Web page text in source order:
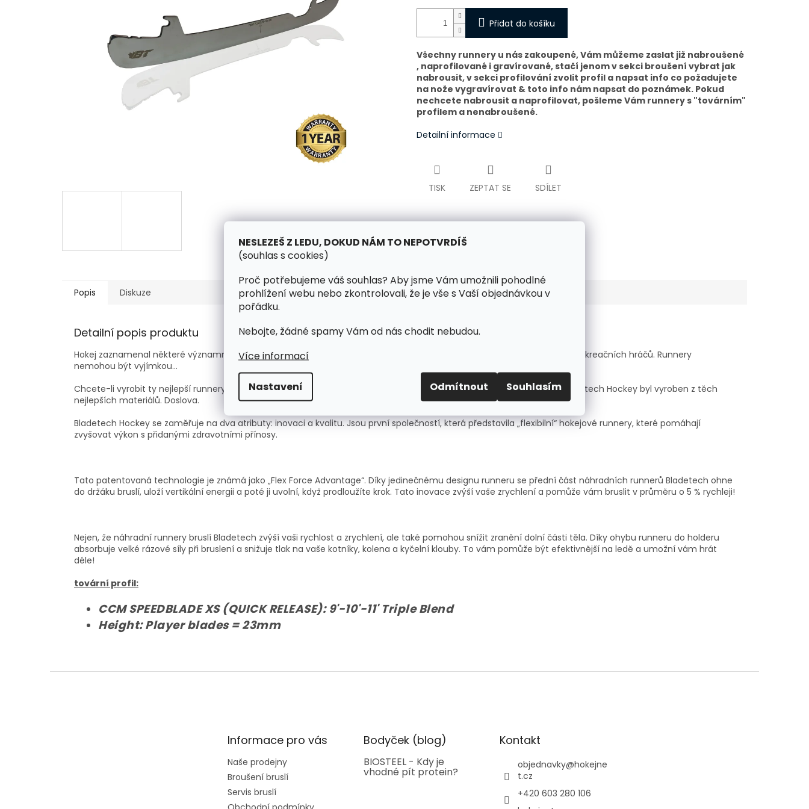
NESLEZEŠ Z LEDU, DOKUD NÁM TO NEPOTVRDÍŠ
(souhlas s cookies)
Proč potřebujeme váš souhlas? Aby jsme Vám umožnili pohodlné
prohlížení webu nebo zkontrolovali, že je vše s Vaší objednávkou v
pořádku.
Nebojte, žádné spamy Vám od nás chodit nebudou.
Více informací
Nastavení Odmítnout Souhlasím
Přidat do košíku
Všechny runnery u nás zakoupené, Vám můžeme zaslat již nabroušené
, naprofilované i gravírované, stačí jenom v sekci broušení vybrat jak
nabrousit, v sekci profilování zvolit profil a napsat info co požadujete
na nože vygravírovat & toto info nám napsat do poznámek. Pokud
nechcete nabrousit a naprofilovat, pošleme Vám runnery s "továrním"
profilem a nenabroušené.
Detailní informace
TISK ZEPTAT SE SDÍLET
Popis Diskuze
Detailní popis produktu
Hokej zaznamenal některé významné technické změny, které zvýšily pohyblivost, bezpečnost a výkon profesionálních i rekreačních hráčů. Runnery
nemohou být vyjímkou...
Chcete-li vyrobit ty nejlepší runnery, musíte spojit tu nejlepší technoligii s nejkvalitnějším materiálem. Každý runner Bladetech Hockey byl vyroben z těch
nejlepších materiálů. Doslova.
Bladetech Hockey se zaměřuje na dva atributy: inovaci a kvalitu. Jsou první společností, která představila „flexibilní“ hokejové runnery, které pomáhají
zvyšovat výkon s přidanými zdravotními přínosy.
Tato patentovaná technologie je známá jako „Flex Force Advantage“. Díky jedinečnému designu runneru se přední část náhradních runnerů Bladetech ohne
do držáku bruslí, uloží vertikální energii a poté ji uvolní, když prodloužíte krok. Tato inovace zvýší vaše zrychlení a pomůže vám bruslit v průměru o 5 % rychleji!
Nejen, že náhradní runnery bruslí Bladetech zvýší vaši rychlost a zrychlení, ale také pomohou snížit zranění dolní části těla. Díky ohybu runneru do holderu
absorbuje velké rázové síly při bruslení a snižuje tlak na vaše kotníky, kolena a kyčelní klouby. To vám pomůže být efektivnější na ledě a umožní vám hrát
déle!
tovární profil:
CCM SPEEDBLADE XS (QUICK RELEASE): 9'-10'-11' Triple Blend
Height: Player blades = 23mm
Informace pro vás
Naše prodejny
Broušení bruslí
Servis bruslí
Bodyček (blog)
BIOSTEEL - Kdy je
vhodné pít protein?
Kontakt
objednavky@hokejne
t.cz
+420 603 280 106